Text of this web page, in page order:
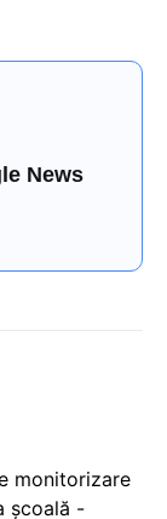
News
monitorizare
școală -